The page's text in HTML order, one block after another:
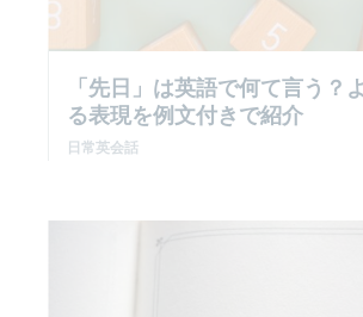
「先日」は英語で何て言う？
る表現を例文付きで紹介
日常英会話